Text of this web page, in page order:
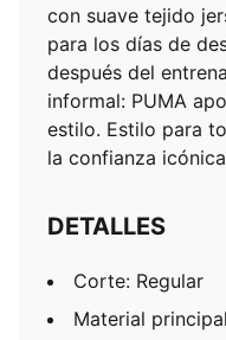
con suave tejido
para los días de
después del
informal: PUMA
estilo. Estilo para
la confianza
DETALLES
Corte: Regular
Material